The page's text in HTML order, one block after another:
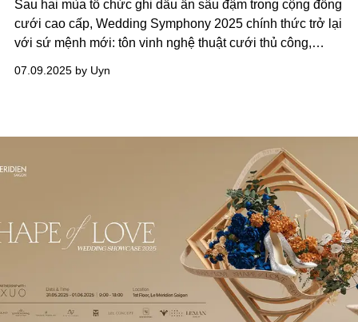
Sau hai mùa tổ chức ghi dấu ấn sâu đậm trong cộng đồng
cưới cao cấp, Wedding Symphony 2025 chính thức trở lại
với sứ mệnh mới: tôn vinh nghệ thuật cưới thủ công,
khẳng định giá trị của những lễ cưới được cá nhân hóa
07.09.2025 by Uyn